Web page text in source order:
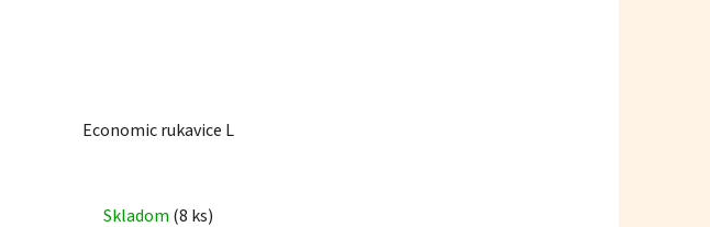
Economic rukavice L
Skladom (8 ks)